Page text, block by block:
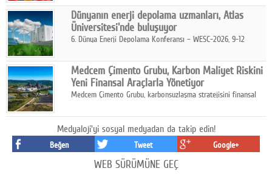
pratik, güvenilir ve lezzetli bir alternatif sunuyor.
Dünyanın enerji depolama uzmanları, Atlas
Üniversitesi'nde buluşuyor
6. Dünya Enerji Depolama Konferansı – WESC-2026, 9-12
sahipliğinde gerçekleştirilecek.
Medcem Çimento Grubu, Karbon Maliyet Riskini
Yeni Finansal Araçlarla Yönetiyor
Medcem Çimento Grubu, karbonsuzlaşma stratejisini finansal
Medyaloji'yi sosyal medyadan da takip edin!
Beğen Tweet Google+
WEB SÜRÜMÜNE GEÇ